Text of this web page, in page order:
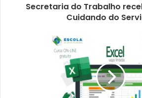
Secretaria do Trabalho
Cuidando do